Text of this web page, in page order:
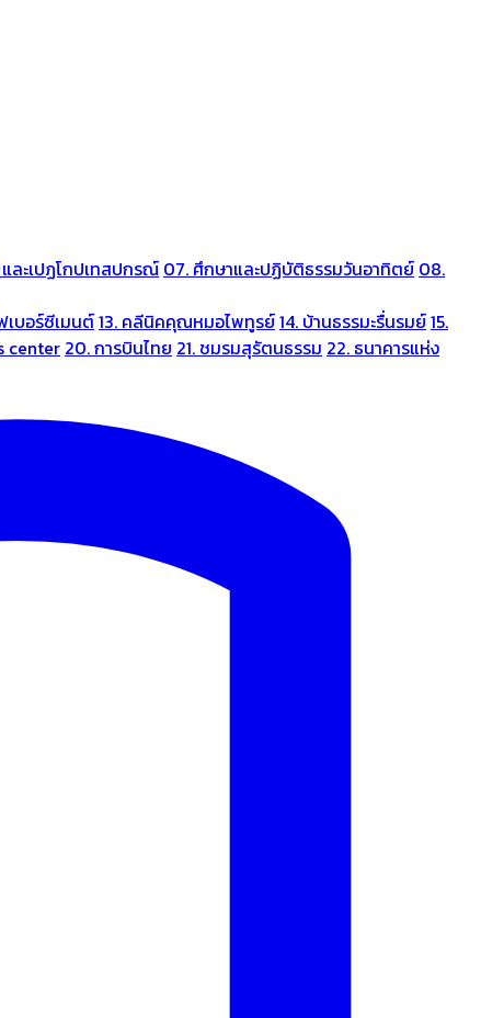
ะเปฏโกปเทสปกรณ์ 07. ศึกษาและปฏิบัติธรรมวันอาทิตย์ 08.
เบอร์ซีเมนต์13. คลีนิคคุณหมอไพทูรย์14. บ้านธรรมะรื่นรมย์15.
center 20. การบินไทย 21. ชมรมสุรัตนธรรม 22. ธนาคารแห่ง